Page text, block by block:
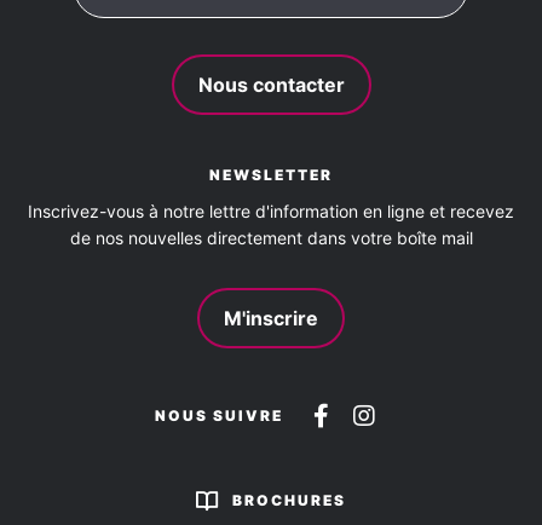
Nous contacter
NEWSLETTER
Inscrivez-vous à notre lettre d'information en ligne et recevez
de nos nouvelles directement dans votre boîte mail
M'inscrire
NOUS SUIVRE
Suivez-
sur
Suivez-
BROCHURES